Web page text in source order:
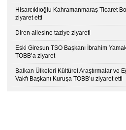
Hisarcıklıoğlu Kahramanmaraş Ticaret
ziyaret etti
Diren ailesine taziye ziyareti
Eski Giresun TSO Başkanı İbrahim
TOBB’a ziyaret
Balkan Ülkeleri Kültürel Araştırmalar ve
Vakfı Başkanı Kuruşa TOBB’u ziyaret etti